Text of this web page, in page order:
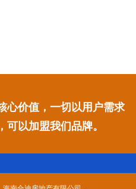
心价值，一切以用户需求
以加盟我们品牌。